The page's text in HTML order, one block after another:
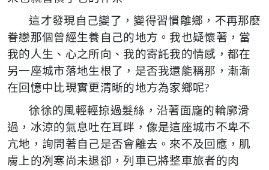
這才發現自己變了，變得習慣離鄉，不再那麼
眷戀那個曾經生養自己的地方。我也疑懷著，當
我的人生、心之所向、我的寄託我的情感，都在
另一座城市落地生根了，是否我還能稱那，漸漸
在回憶中比現實更清晰的地方為家鄉呢?
徐徐的風輕輕掠過髮絲，沿著面龐的輪廓滑
過，冰涼的氣息吐在耳畔，像是這座城市不卑不
亢地，詢問著自己是否會離去。來不及回應，肌
膚上的冽寒尚未退卻，列車已將整車旅者的肉